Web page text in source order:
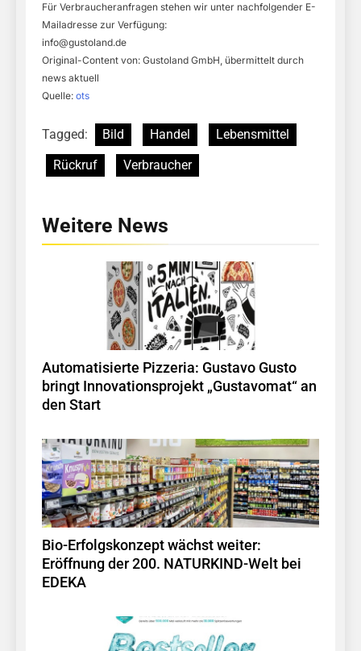
Für Verbraucheranfragen stehen wir unter nachfolgender E-
Mailadresse zur Verfügung:
info@gustoland.de
Original-Content von: Gustoland GmbH, übermittelt durch
news aktuell
Quelle: ots
Tagged: Bild Handel
Lebensmittel
Rückruf
Verbraucher
Weitere News
Automatisierte Pizzeria: Gustavo Gusto
bringt Innovationsprojekt „Gustavomat“ an
den Start
Bio-Erfolgskonzept wächst weiter:
Eröffnung der 200. NATURKIND-Welt bei
EDEKA